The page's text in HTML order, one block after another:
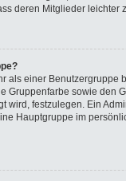
deren Mitglieder leichter
als einer Benutzergruppe
Gruppenfarbe sowie den
wird, festzulegen. Ein
Hauptgruppe im